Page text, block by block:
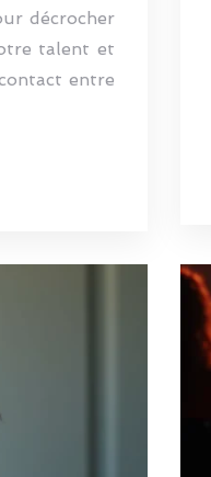
décrocher
talent et
entre